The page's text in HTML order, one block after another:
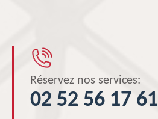
Réservez nos services:
02 52 56 17 61